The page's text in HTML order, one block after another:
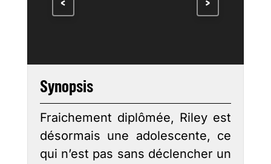
< >
Synopsis
Fraichement diplômée, Riley est
désormais une adolescente, ce
qui n’est pas sans déclencher un